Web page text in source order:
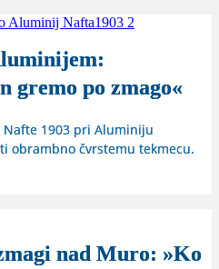
gremo po zmago«
Nafte 1903 pri Aluminiju
obrambno čvrstemu tekmecu.
nad Muro: »Ko